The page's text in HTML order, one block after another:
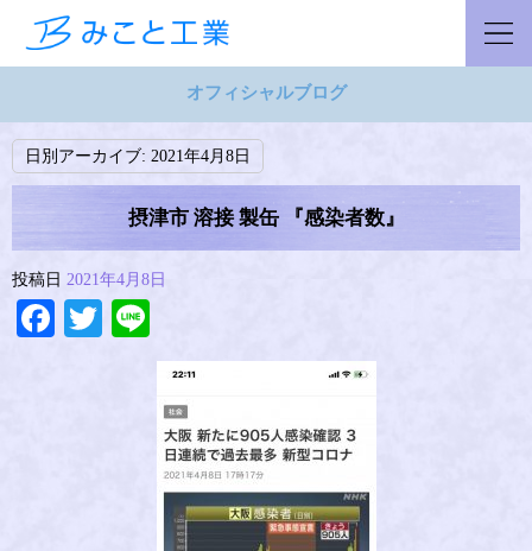
オフィシャルブログ
日別アーカイブ: 2021年4月8日
摂津市 溶接 製缶 『感染者数』
投稿日 2021年4月8日
Facebook
Twitter